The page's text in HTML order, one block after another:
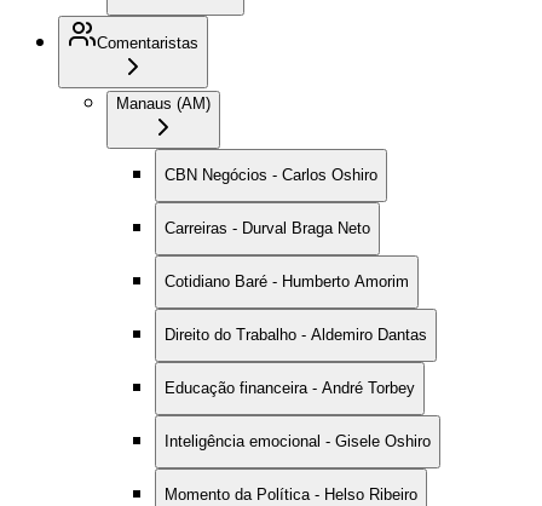
Comentaristas
Manaus (AM)
CBN Negócios - Carlos Oshiro
Carreiras - Durval Braga Neto
Cotidiano Baré - Humberto Amorim
Direito do Trabalho - Aldemiro Dantas
Educação financeira - André Torbey
Inteligência emocional - Gisele Oshiro
Momento da Política - Helso Ribeiro